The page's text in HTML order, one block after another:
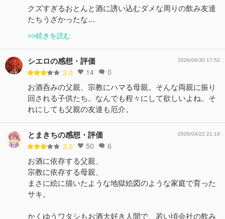
クズすぎるおとんと酒に誘い込むダメな周りの飲み友達
たちうざかったな…
>>続きを読む
シエロの感想・評価
3.0 14 0
2026/04/30 17:52
お酒呑みの父親、宗教にハマる母親。そんな両親に振り
回される子供たち。なんでも程々にして欲しいよね。そ
れにしても父親の友達も厄介。
とまきちの感想・評価
3.0 50 6
2026/04/22 21:19
お酒に依存する父親、
宗教に依存する母親、
まさに絵に描いたような地獄絵図のような家庭で育った
サキ。
かくゆうワタシもお酒大好き人間で、若い頃会社の飲み